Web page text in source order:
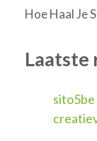
Hoe Haal Je
Laatste
sito5be